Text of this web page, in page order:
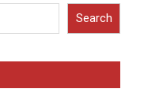
Search